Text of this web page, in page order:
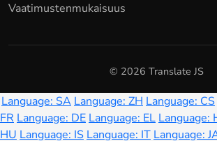
Vaatimustenmukaisuus
© 2026 Translate JS
Language: SA Language: ZH Language: CS
FR Language: DE Language: EL Language:
HU Language: IS Language: IT Language: